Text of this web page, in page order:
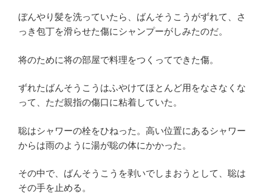
ぼんやり髪を洗っていたら、ばんそうこうがずれて、さ
っき包丁を滑らせた傷にシャンプーがしみたのだ。
将のために将の部屋で料理をつくってできた傷。
ずれたばんそうこうはふやけてほとんど用をなさなくな
って、ただ親指の傷口に粘着していた。
聡はシャワーの栓をひねった。高い位置にあるシャワー
からは雨のように湯が聡の体にかかった。
その中で、ばんそうこうを剥いでしまおうとして、聡は
その手を止める。